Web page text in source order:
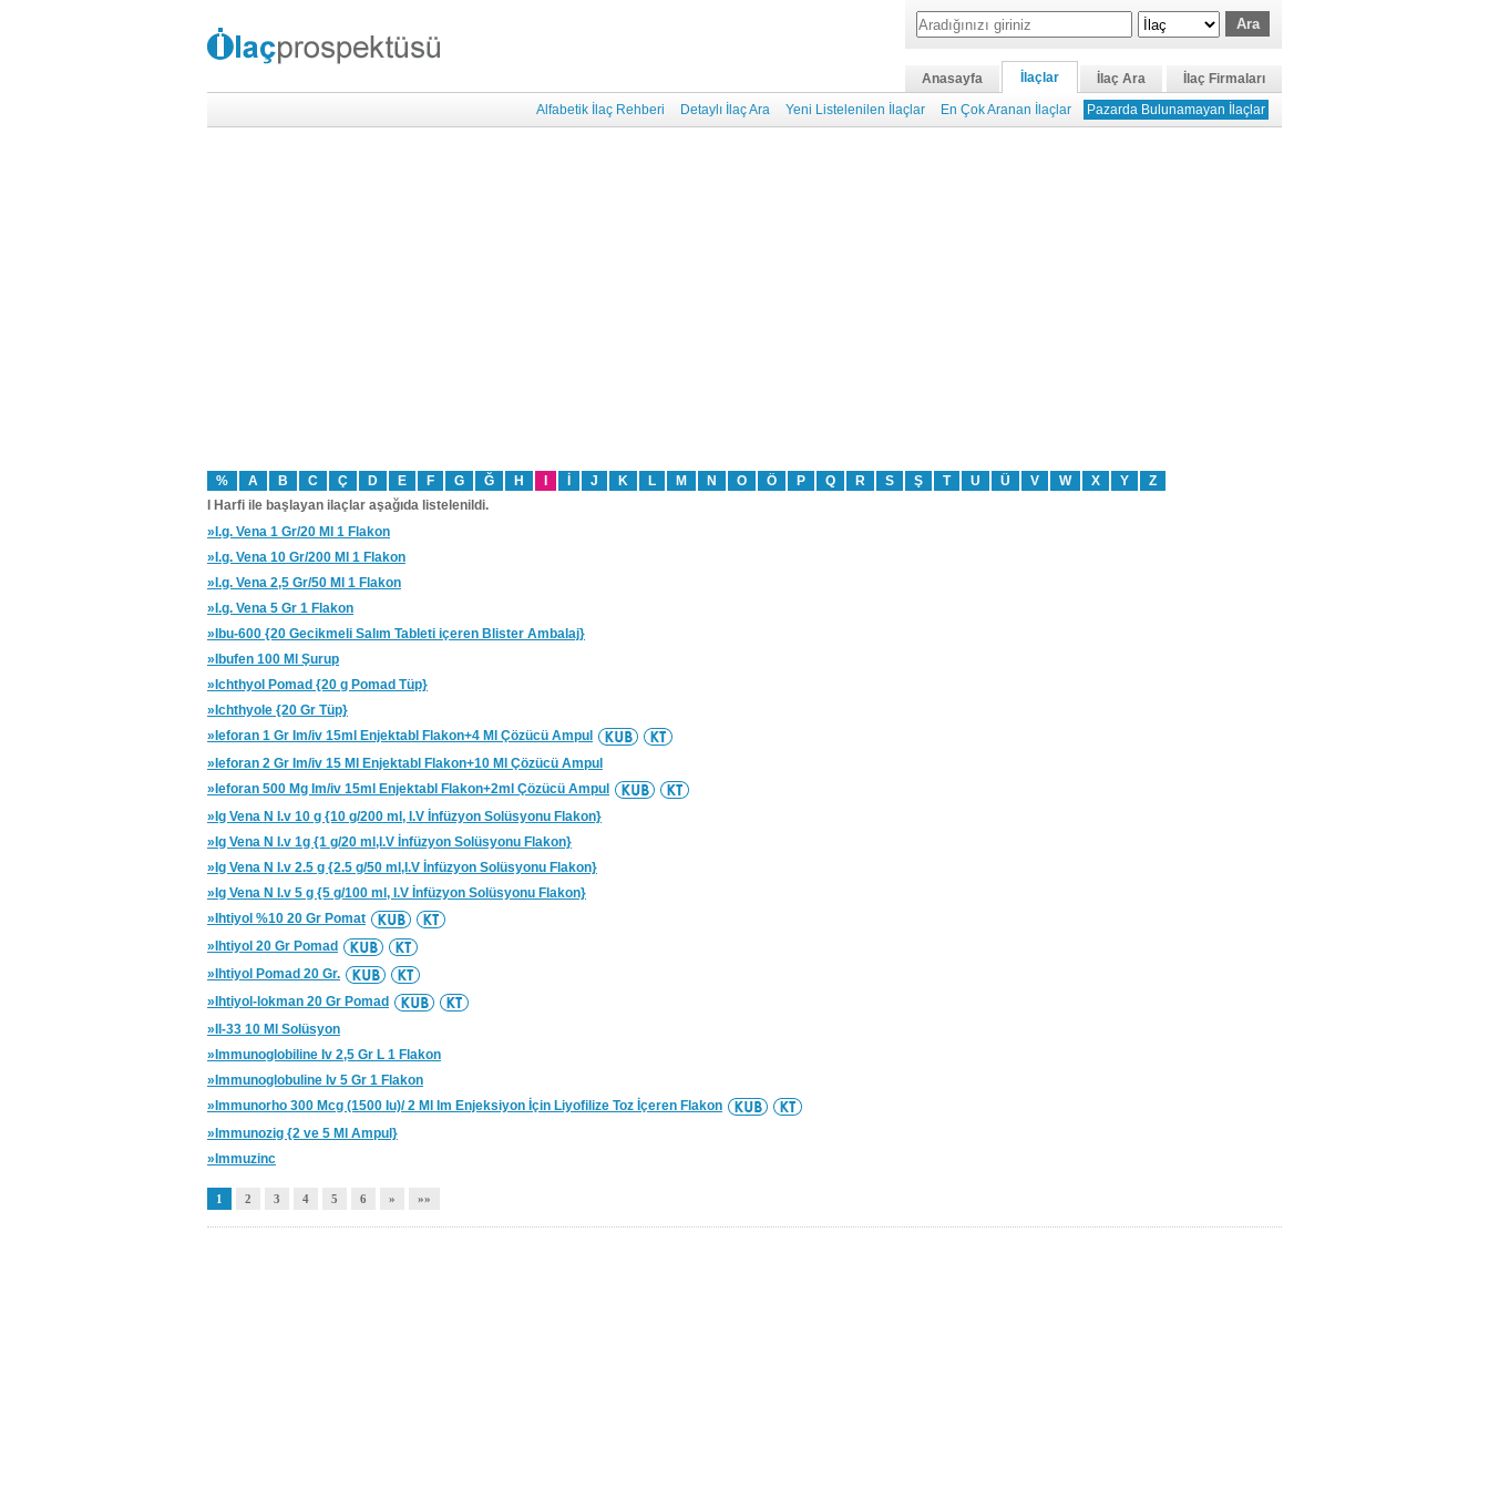
Anasayfa İlaçlar İlaç Ara
İlaç Firmaları
Alfabetik İlaç Rehberi
Detaylı İlaç Ara Yeni Listelenilen İlaçlar En Çok Aranan İlaçlar Pazarda Bulunamayan İlaçlar
% A B C Ç D E F G Ğ H J K L M N O Ö P Q R S Ş T U Ü V W X Y
Z
I Harfi ile başlayan ilaçlar aşağıda listelenildi.
»I.g. Vena 1 Gr/20 Ml 1 Flakon
»I.g. Vena 10 Gr/200 Ml 1 Flakon
»I.g. Vena 2,5 Gr/50 Ml 1 Flakon
»I.g. Vena 5 Gr 1 Flakon
»Ibu-600 {20 Gecikmeli Salım Tableti içeren Blister Ambalaj}
»Ibufen 100 Ml Şurup
»Ichthyol Pomad {20 g Pomad Tüp}
»Ichthyole {20 Gr Tüp}
»Ieforan 1 Gr Im/iv 15ml Enjektabl Flakon+4 Ml Çözücü Ampul
»Ieforan 2 Gr Im/iv 15 Ml Enjektabl Flakon+10 Ml Çözücü Ampul
»Ieforan 500 Mg Im/iv 15ml Enjektabl Flakon+2ml Çözücü Ampul
»Ig Vena N I.v 10 g {10 g/200 ml, I.V İnfüzyon Solüsyonu Flakon}
»Ig Vena N I.v 1g {1 g/20 ml,I.V İnfüzyon Solüsyonu Flakon}
»Ig Vena N I.v 2.5 g {2.5 g/50 ml,I.V İnfüzyon Solüsyonu Flakon}
»Ig Vena N I.v 5 g {5 g/100 ml, I.V İnfüzyon Solüsyonu Flakon}
»Ihtiyol %10 20 Gr Pomat
»Ihtiyol 20 Gr Pomad
»Ihtiyol Pomad 20 Gr.
»Ihtiyol-lokman 20 Gr Pomad
»Il-33 10 Ml Solüsyon
»Immunoglobiline Iv 2,5 Gr L 1 Flakon
»Immunoglobuline Iv 5 Gr 1 Flakon
»Immunorho 300 Mcg (1500 Iu)/ 2 Ml Im Enjeksiyon İçin Liyofilize Toz İçeren Flakon
»Immunozig {2 ve 5 Ml Ampul}
»Immuzinc
1 2 3 4 5 6 » »»